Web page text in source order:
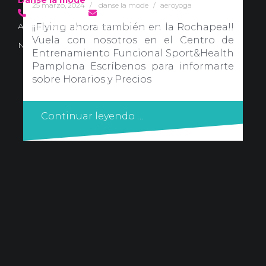
25 marzo, 2024 danse la mode aeroyoga
¡¡Flying ahora también en la Rochapea!!
Vuela con nosotros en el Centro de
Entrenamiento Funcional Sport&Health
Pamplona Escríbenos para informarte
sobre Horarios y Precios
Continuar leyendo …
Avd. Comercial 20 Barañain (Navarra)
Nota Legal
·Privacidad·Política de Cookies